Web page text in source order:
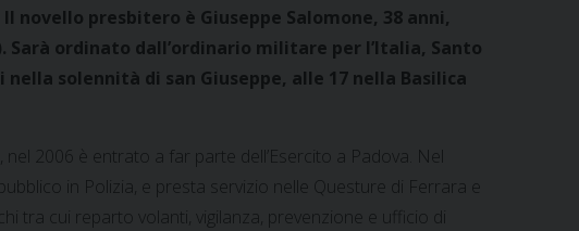
novello presbitero è Giuseppe Salomone, 38 anni,
Sarà ordinato dall’ordinario militare per l’Italia, Santo
nella solennità di san Giuseppe, alle 17 nella Basilica
2006 è entrato a far parte dell’Esercito a Padova. Nel
in Polizia, e presta servizio nelle Questure di Ferrara e
tra cui reparto volanti, vigilanza, prevenzione e ufficio di